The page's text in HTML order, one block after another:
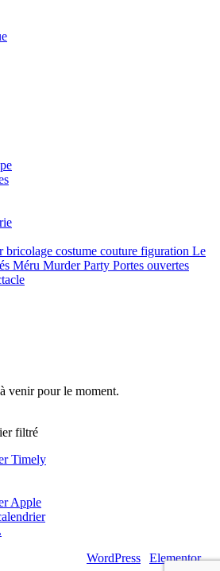
bricolage costume couture figuration Le
Méru Murder Party Portes ouvertes
venir pour le moment.
filtré
Timely
Apple
WordPress Elementor|